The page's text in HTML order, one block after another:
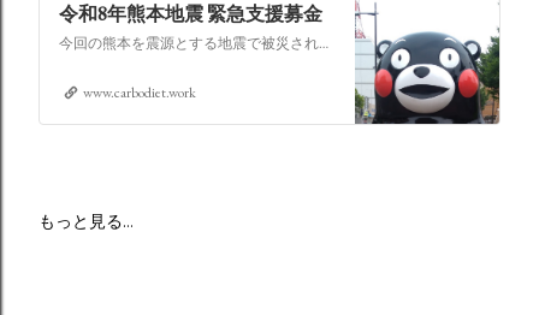
令和8年熊本地震 緊急支援募金
今回の熊本を震源とする地震で被災された皆さままだまだ余震も続き大変な時間を過ごされていると思います。心よりお見舞い申し上げます
www.carbodiet.work
もっと見る…